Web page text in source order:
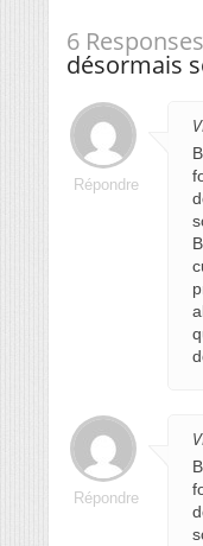
6
désormais
Répondre
Répondre